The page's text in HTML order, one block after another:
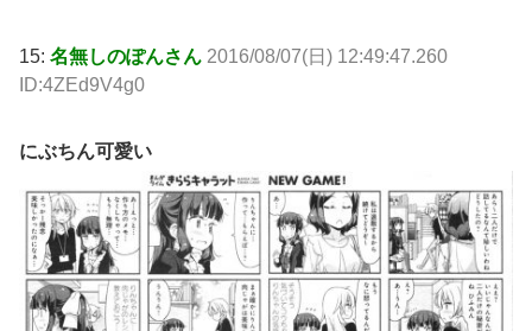
15: 名無しのぽんさん 2016/08/07(日) 12:49:47.260
ID:4ZEd9V4g0
にぶちん可愛い